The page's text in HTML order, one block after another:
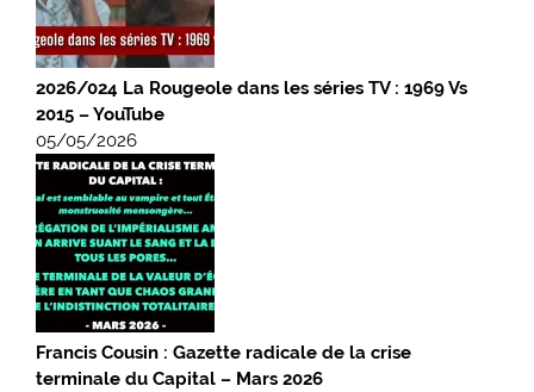
2026/024 La Rougeole dans les séries TV : 1969 Vs
2015 – YouTube
05/05/2026
Francis Cousin : Gazette radicale de la crise
terminale du Capital – Mars 2026